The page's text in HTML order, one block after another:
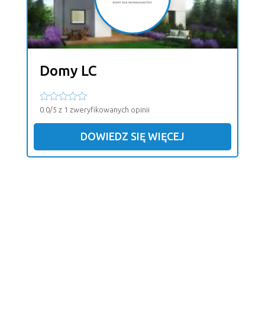
Domy LC
0.0/5 z 1 zweryfikowanych opinii
DOWIEDZ SIĘ WIĘCEJ